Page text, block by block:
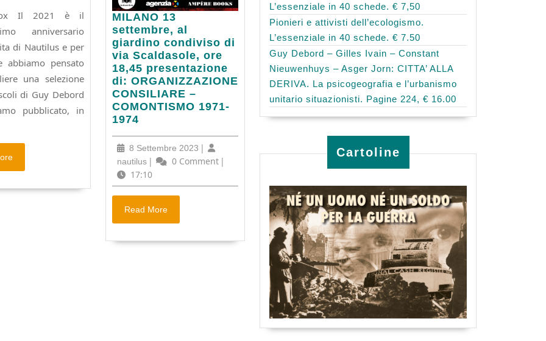
Il 2021 è il
anniversario
di Nautilus e per
abbiamo pensato
una selezione
di Guy Debord
pubblicato, in
More
MILANO 13
settembre, al
giardino condiviso di
via Scaldasole, ore
18,45 presentazione
di: ORGANIZZAZIONE
CONSILIARE –
COMONTISMO 1971-
1974
MILANO
13
settembre,
al
giardino
condiviso
di
via
Scaldasole,
18,45
presentazione
di:
ORGANIZZAZIONE
CONSILIARE
COMONTISMO
1974
8 Settembre 20238
Settembre
|
nautilusnautilus
| 0 Comment |
17:10
Read MoreRead
L’essenziale in 40 schede. € 7,50
Pionieri e attivisti dell’ecologismo.
L’essenziale in 40 schede. € 7.50
Guy Debord – Gilles Ivain – Constant
Nieuwenhuys – Asger Jorn: CITTA’ ALLA
DERIVA. La psicogeografia e l’urbanismo
unitario situazionisti. Pagine 224, € 16.00
Cartoline